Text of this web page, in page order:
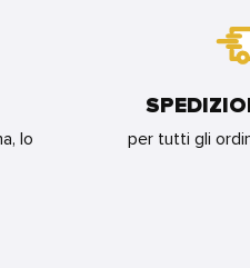
lo
per tutti gli